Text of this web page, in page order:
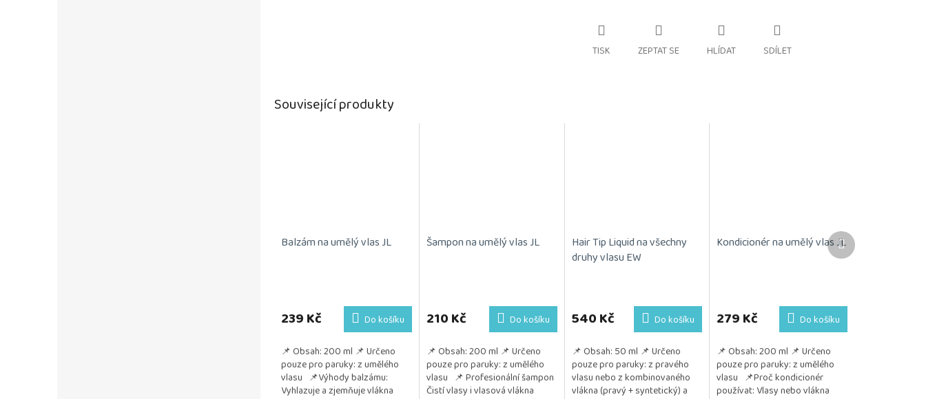
TISK ZEPTAT SE HLÍDAT SDÍLET
Související produkty
Balzám na umělý vlas JL
239 Kč Do košíku
📌 Obsah: 200 ml 📌 Určeno
pouze pro paruky: z umělého
vlasu 📌Výhody balzámu:
Vyhlazuje a zjemňuje vlákna
Šampon na umělý vlas JL
210 Kč Do košíku
📌 Obsah: 200 ml 📌 Určeno
pouze pro paruky: z umělého
vlasu 📌 Profesionální šampon
Čistí vlasy i vlasová vlákna
Hair Tip Liquid na všechny
druhy vlasu EW
540 Kč Do košíku
📌 Obsah: 50 ml 📌 Určeno
pouze pro paruky: z pravého
vlasu nebo z kombinovaného
vlákna (pravý + syntetický) a
Kondicionér na umělý vlas JL
produktu
je
z
5
hvězdiček.
279 Kč Do košíku
📌 Obsah: 200 ml 📌 Určeno
pouze pro paruky: z umělého
vlasu 📌Proč kondicionér
používat: Vlasy nebo vlákna
Další
produkt